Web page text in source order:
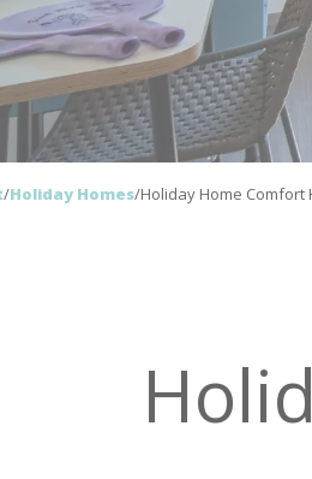
/Holiday Homes/Holiday Home Comfort